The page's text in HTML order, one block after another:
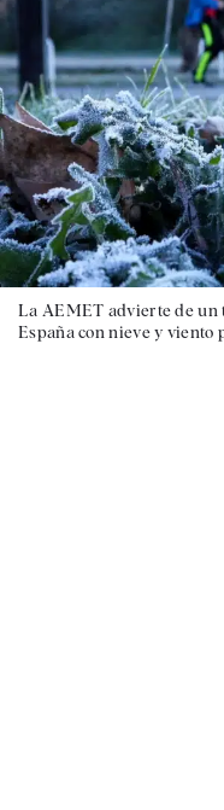
La AEMET advierte de un
España con nieve y viento